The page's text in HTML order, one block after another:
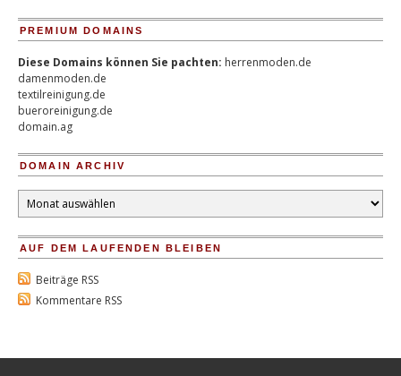
PREMIUM DOMAINS
Diese Domains können Sie pachten: herrenmoden.de
damenmoden.de
textilreinigung.de
bueroreinigung.de
domain.ag
DOMAIN ARCHIV
Domain
Archiv
AUF DEM LAUFENDEN BLEIBEN
Beiträge RSS
Kommentare RSS